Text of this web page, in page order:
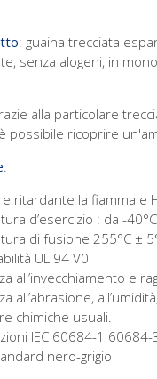
: guaina trecciata
senza alogeni, in
alla particolare
possibile ricoprire
:
ritardante la fiamma e
d’esercizio : da -
di fusione 255°C ±
UL 94 V0
all’invecchiamento e
all’abrasione,
chimiche usuali.
IEC 60684-1
nero-grigio